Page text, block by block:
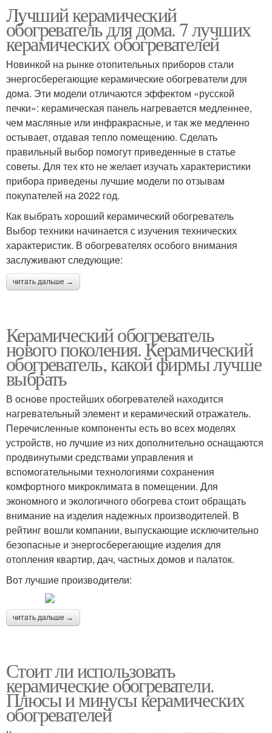
Лучший керамический
обогреватель для дома. 7 лучших
керамических обогревателей
Новинкой на рынке отопительных приборов стали
энергосберегающие керамические обогреватели для
дома. Эти модели отличаются эффектом «русской
печки»: керамическая панель нагревается медленнее,
чем масляные или инфракрасные, и так же медленно
остывает, отдавая тепло помещению. Сделать
правильный выбор помогут приведенные в статье
советы. Для тех кто не желает изучать характеристики
прибора приведены лучшие модели по отзывам
покупателей на 2022 год.
Как выбрать хороший керамический обогреватель
Выбор техники начинается с изучения технических
характеристик. В обогревателях особого внимания
заслуживают следующие:
читать дальше →
Керамический обогреватель
нового поколения. Керамический
обогреватель, какой фирмы лучше
выбрать
В основе простейших обогревателей находится
нагревательный элемент и керамический отражатель.
Перечисленные компоненты есть во всех моделях
устройств, но лучшие из них дополнительно оснащаются
продвинутыми средствами управления и
вспомогательными технологиями сохранения
комфортного микроклимата в помещении. Для
экономного и экологичного обогрева стоит обращать
внимание на изделия надежных производителей. В
рейтинг вошли компании, выпускающие исключительно
безопасные и энергосберегающие изделия для
отопления квартир, дач, частных домов и палаток.
Вот лучшие производители:
читать дальше →
Стоит ли использовать
керамические обогреватели.
Плюсы и минусы керамических
обогревателей